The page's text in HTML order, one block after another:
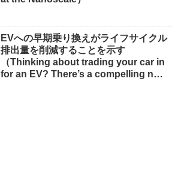
EVへの早期乗り換えがライフサイクル
排出量を削減することを示す
（Thinking about trading your car in
for an EV? There’s a compelling new